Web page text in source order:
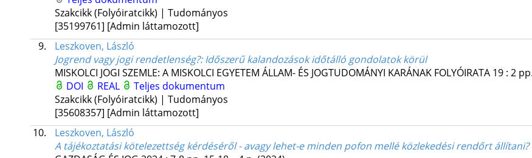
Szakcikk (Folyóiratcikk) | Tudományos
[35199761] [Admin láttamozott]
9.
Leszkoven, László
Jogrend vagy jogi rendetlenség?: Időszerű kalandozások időtálló gondolatok körül
MISKOLCI JOGI SZEMLE: A MISKOLCI EGYETEM ÁLLAM- ÉS JOGTUDOMÁNYI KARÁNAK FOLYÓIRATA 19: 2
DOI
REAL
Teljes dokumentum
Szakcikk (Folyóiratcikk) | Tudományos
[35608357] [Admin láttamozott]
10.
Leszkoven, László
A tájékoztatási kötelezettség kérdéséről - avagy lehet-e minden pofon mellé közlekedési rendőrt állítani?